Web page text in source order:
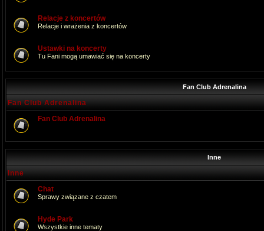
Relacje z koncertów
Relacje i wrażenia z koncertów
Ustawki na koncerty
Tu Fani mogą umawiać się na koncerty
Fan Club Adrenalina
Fan Club Adrenalina
Fan Club Adrenalina
Inne
Inne
Chat
Sprawy związane z czatem
Hyde Park
Wszystkie inne tematy